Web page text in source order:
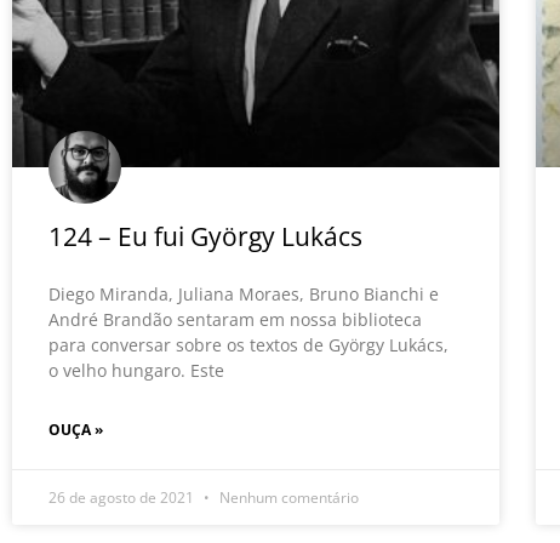
124 – Eu fui György Lukács
Diego Miranda, Juliana Moraes, Bruno Bianchi e
André Brandão sentaram em nossa biblioteca
para conversar sobre os textos de György Lukács,
o velho hungaro. Este
OUÇA »
26 de agosto de 2021 Nenhum comentário